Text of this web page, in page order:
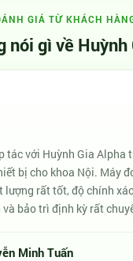
GIÁ TỪ KHÁCH
nói gì về Huỳnh
tác với Huỳnh Gia Alpha
bị cho khoa Nội. Máy
lượng rất tốt, độ chính
bảo trì định kỳ rất
Minh Tuấn